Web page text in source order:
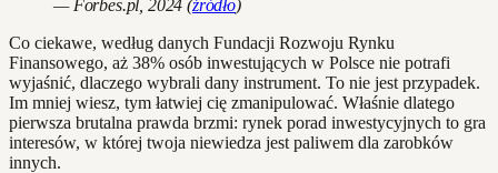
— Forbes.pl, 2024 (źródło)
Co ciekawe, według danych Fundacji Rozwoju Rynku
Finansowego, aż 38% osób inwestujących w Polsce nie potrafi
wyjaśnić, dlaczego wybrali dany instrument. To nie jest przypadek.
Im mniej wiesz, tym łatwiej cię zmanipulować. Właśnie dlatego
pierwsza brutalna prawda brzmi: rynek porad inwestycyjnych to gra
interesów, w której twoja niewiedza jest paliwem dla zarobków
innych.